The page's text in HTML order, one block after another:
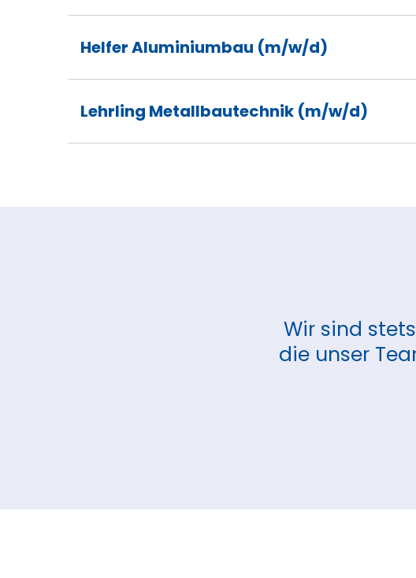
Helfer Aluminiumbau (m/w/d)
Lehrling Metallbautechnik (m/w/d)
Wir sind
die unser